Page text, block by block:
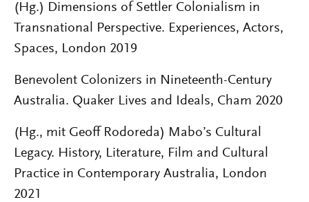
(Hg.) Dimensions of Settler Colonialism in
Transnational Perspective. Experiences, Actors,
Spaces, London 2019
Benevolent Colonizers in Nineteenth-Century
Australia. Quaker Lives and Ideals, Cham 2020
(Hg., mit Geoff Rodoreda) Mabo’s Cultural
Legacy. History, Literature, Film and Cultural
Practice in Contemporary Australia, London
2021